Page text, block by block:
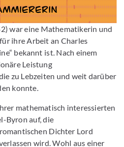
war eine Mathematikerin und
ihre Arbeit an Charles
bekannt ist. Nach einem
Leistung
zu Lebzeiten und weit darüber
konnte.
mathematisch interessierten
Byron auf, die
Dichter Lord
wird. Wohl aus einer